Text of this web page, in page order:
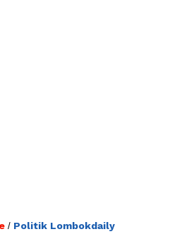
/ Politik Lombokdaily